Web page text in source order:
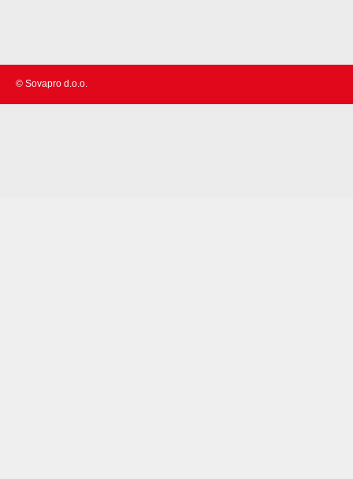
© Sovapro d.o.o.